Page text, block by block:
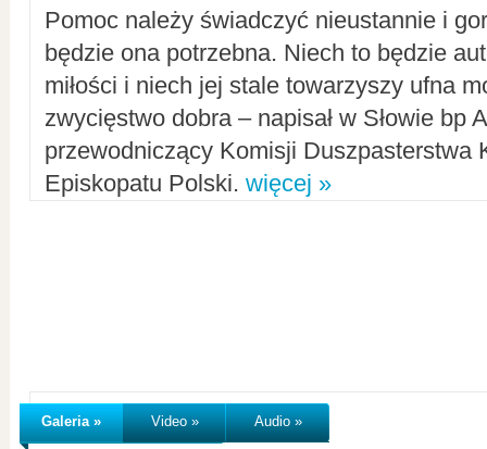
Pomoc należy świadczyć nieustannie i
będzie ona potrzebna. Niech to będzie
miłości i niech jej stale towarzyszy ufna
zwycięstwo dobra – napisał w Słowie bp
przewodniczący Komisji Duszpasterstwa
Episkopatu Polski. więcej »
Galeria » Video » Audio »